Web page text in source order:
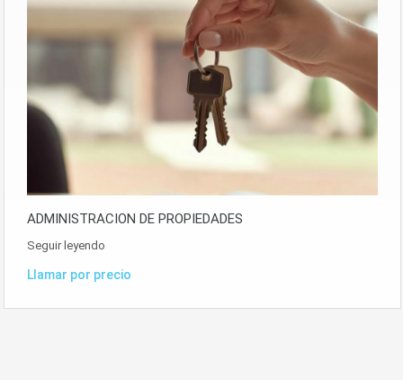
ADMINISTRACION DE PROPIEDADES
Seguir leyendo
Llamar por precio